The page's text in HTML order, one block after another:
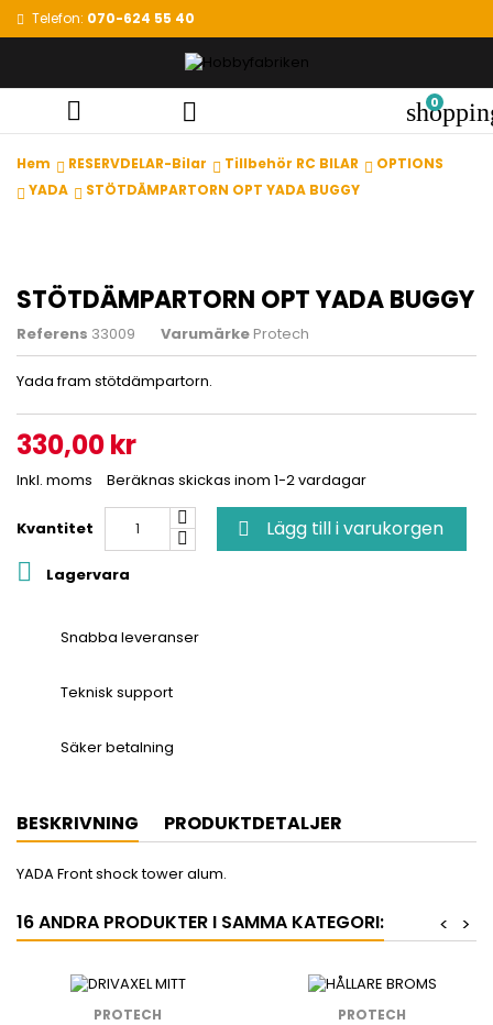
Telefon: 070-624 55 40
  0
Hem RESERVDELAR-Bilar Tillbehör RC BILAR
OPTIONS
YADA
STÖTDÄMPARTORN OPT YADA BUGGY
STÖTDÄMPARTORN OPT YADA BUGGY
Referens 33009 Varumärke Protech
Yada fram stötdämpartorn.
330,00 kr
Inkl. moms Beräknas skickas inom 1-2 vardagar
Kvantitet  Lägg till i varukorgen
 Lagervara
Snabba leveranser
Teknisk support
Säker betalning
BESKRIVNING PRODUKTDETALJER
YADA Front shock tower alum.
16 ANDRA PRODUKTER I SAMMA KATEGORI: >
<
PROTECH PROTECH